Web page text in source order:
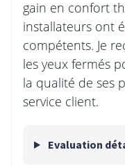
gain en confort
installateurs ont
compétents. Je
les yeux fermés
la qualité de ses
service client.
Evaluation